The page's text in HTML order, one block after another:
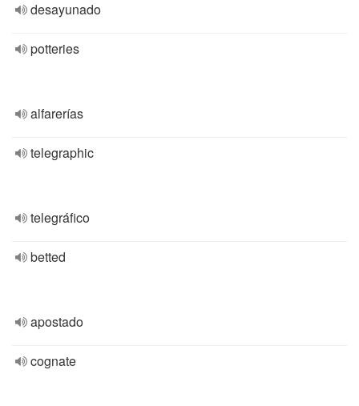
desayunado
potteries
alfarerías
telegraphic
telegráfico
betted
apostado
cognate